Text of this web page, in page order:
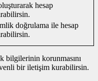
hesap
doğrulama ile hesap
bilgilerinin korunmasını
bir iletişim kurabilirsin.